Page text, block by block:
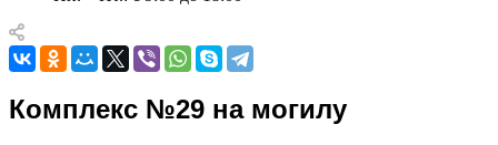
Комплекс №29 на могилу